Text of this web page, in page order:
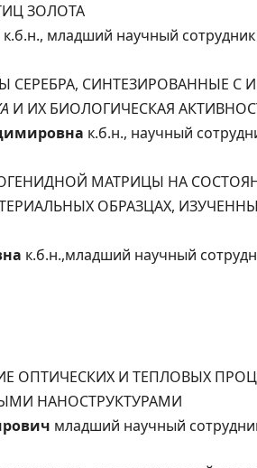
ЗОЛОТА
к.б.н., младший научный
СЕРЕБРА, СИНТЕЗИРОВАННЫЕ
И ИХ БИОЛОГИЧЕСКАЯ
к.б.н., научный
МАТРИЦЫ НА
ОБРАЗЦАХ,
к.б.н.,младший научный
ОПТИЧЕСКИХ И ТЕПЛОВЫХ
НАНОСТРУКТУРАМИ
младший научный